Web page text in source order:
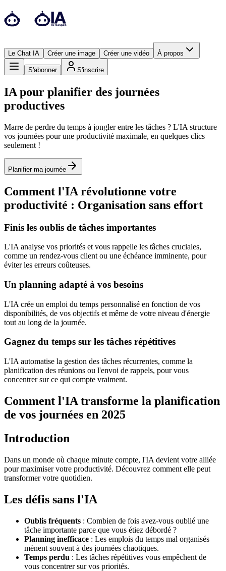
Le Chat IA Créer une image Créer une vidéo À propos
S'abonner S'inscrire
IA pour planifier des journées
productives
Marre de perdre du temps à jongler entre les tâches ? L'IA structure
vos journées pour une productivité maximale, en quelques clics
seulement !
Planifier ma journée
Comment l'IA révolutionne votre
productivité : Organisation sans effort
Finis les oublis de tâches importantes
L'IA analyse vos priorités et vous rappelle les tâches cruciales,
comme un rendez-vous client ou une échéance imminente, pour
éviter les erreurs coûteuses.
Un planning adapté à vos besoins
L'IA crée un emploi du temps personnalisé en fonction de vos
disponibilités, de vos objectifs et même de votre niveau d'énergie
tout au long de la journée.
Gagnez du temps sur les tâches répétitives
L'IA automatise la gestion des tâches récurrentes, comme la
planification des réunions ou l'envoi de rappels, pour vous
concentrer sur ce qui compte vraiment.
Comment l'IA transforme la planification
de vos journées en 2025
Introduction
Dans un monde où chaque minute compte, l'IA devient votre alliée
pour maximiser votre productivité. Découvrez comment elle peut
transformer votre quotidien.
Les défis sans l'IA
Oublis fréquents : Combien de fois avez-vous oublié une
tâche importante parce que vous étiez débordé ?
Planning inefficace : Les emplois du temps mal organisés
mènent souvent à des journées chaotiques.
Temps perdu : Les tâches répétitives vous empêchent de
vous concentrer sur vos priorités.